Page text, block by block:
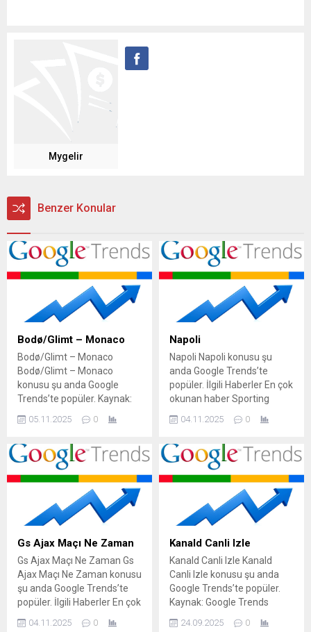
Mygelir
Benzer Konular
Bodø/Glimt – Monaco
Bodø/Glimt – Monaco
Bodø/Glimt – Monaco
konusu şu anda Google
Trends’te popüler. Kaynak:
05.11.2025 0
Napoli
Napoli Napoli konusu şu
anda Google Trends’te
popüler. İlgili Haberler En çok
okunan haber Sporting
tutmuyor… Napoli evinde
Günün Tüyoları Napoli –
Eintracht Frankfurt maçı ne
zaman, saat kaçta, hangi
kanalda? Napoli – Como
maçı ne zaman, saat kaçta
ve hangi kanalda? (Serie
A)...
04.11.2025 0
Gs Ajax Maçı Ne Zaman
Gs Ajax Maçı Ne Zaman Gs
Ajax Maçı Ne Zaman konusu
şu anda Google Trends’te
popüler. İlgili Haberler En çok
Galatasaray maçı ne
04.11.2025 0
Kanald Canli Izle
Kanald Canli Izle Kanald
Canli Izle konusu şu anda
Google Trends’te popüler.
Kaynak: Google Trends
24.09.2025 0